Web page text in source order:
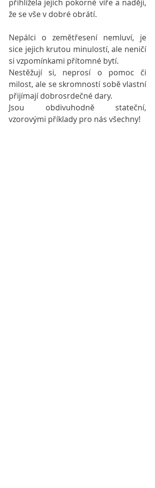
přihlížela jejich pokorné víře a naději,
že se vše v dobré obrátí.
Nepálci o zemětřesení nemluví, je
sice jejich krutou minulostí, ale neničí
si vzpomínkami přítomné bytí.
Nestěžují si, neprosí o pomoc či
milost, ale se skromností sobě vlastní
přijímají dobrosrdečné dary.
Jsou obdivuhodně stateční,
vzorovými příklady pro nás všechny!